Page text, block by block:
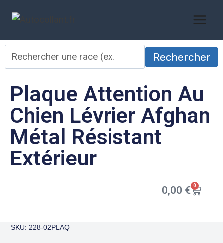
Rechercher
Plaque Attention Au
Chien Lévrier Afghan
Métal Résistant
Extérieur
0,00 € 0
SKU: 228-02PLAQ